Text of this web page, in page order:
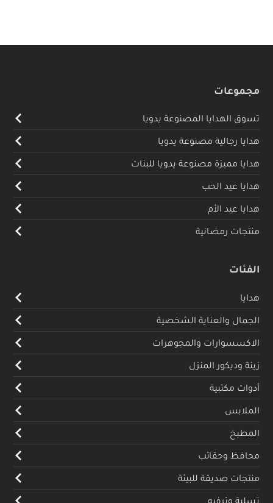
مجموعات
تسوق الهدايا المصنوعة يدويا
هدايا رجالية مصنوعة يدويا
هدايا مميزة مصنوعة يدويا للبنات
هدايا عيد الحب
هدايا عيد الأم
منتجات رمضانية
الفئات
هدايا
الجمال والعناية الشخصية
الاكسسوارات والمجوهرات
زينة وديكور المنزل
أدوات مكتبية
الملابس
المطبخ
محافظ وحقائب
منتجات صديقة للبيئة
تسلية وترفيه